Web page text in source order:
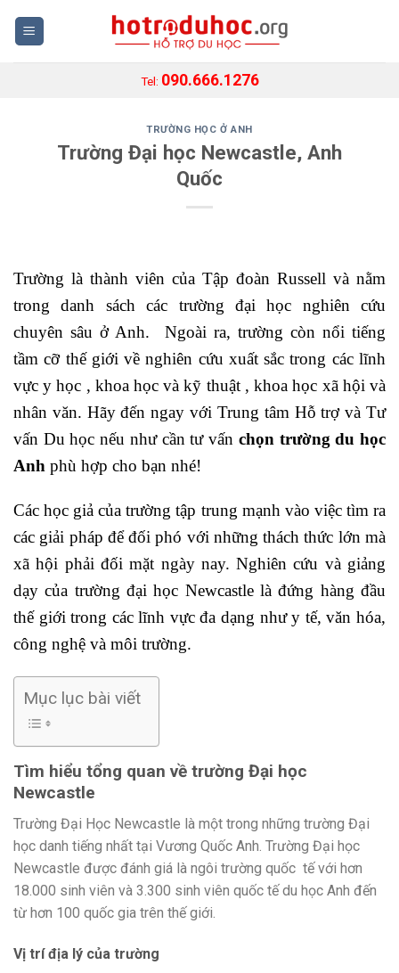
Tel: 090.666.1276
TRƯỜNG HỌC Ở ANH
Trường Đại học Newcastle, Anh
Quốc
Trường là thành viên của Tập đoàn Russell và nằm
trong danh sách các trường đại học nghiên cứu
chuyên sâu ở Anh. Ngoài ra, trường còn nổi tiếng
tầm cỡ thế giới về nghiên cứu xuất sắc trong các lĩnh
vực y học , khoa học và kỹ thuật , khoa học xã hội và
nhân văn. Hãy đến ngay với Trung tâm Hỗ trợ và Tư
vấn Du học nếu như cần tư vấn chọn trường du học
Anh phù hợp cho bạn nhé!
Các học giả của trường tập trung mạnh vào việc tìm ra
các giải pháp để đối phó với những thách thức lớn mà
xã hội phải đối mặt ngày nay. Nghiên cứu và giảng
dạy của trường đại học Newcastle là đứng hàng đầu
thế giới trong các lĩnh vực đa dạng như y tế, văn hóa,
công nghệ và môi trường.
Mục lục bài viết
Tìm hiểu tổng quan về trường Đại học
Newcastle
Trường Đại Học Newcastle là một trong những trường Đại
học danh tiếng nhất tại Vương Quốc Anh. Trường Đại học
Newcastle được đánh giá là ngôi trường quốc tế với hơn
18.000 sinh viên và 3.300 sinh viên quốc tế du học Anh đến
từ hơn 100 quốc gia trên thế giới.
Vị trí địa lý của trường